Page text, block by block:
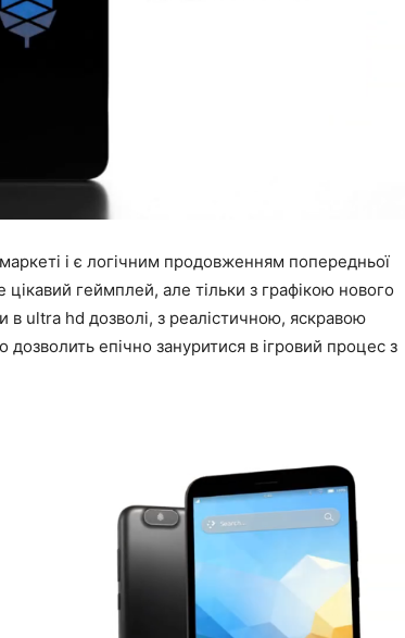
і є логічним продовженням попередньої
цікавий геймплей, але тільки з графікою нового
в ultra hd дозволі, з реалістичною, яскравою
епічно зануритися в ігровий процес з